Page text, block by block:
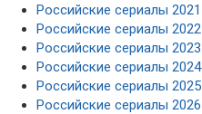
Российские сериалы 2021
Российские сериалы 2022
Российские сериалы 2023
Российские сериалы 2024
Российские сериалы 2025
Российские сериалы 2026